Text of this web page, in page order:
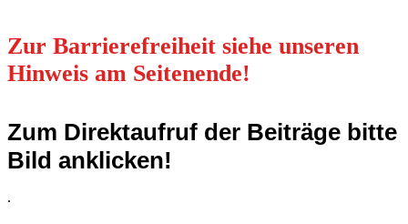
Zur Barrierefreiheit siehe unseren
Hinweis am Seitenende!
Zum Direktaufruf der Beiträge bitte
Bild anklicken!
.